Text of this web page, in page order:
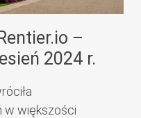
–
2024 r.
w większości